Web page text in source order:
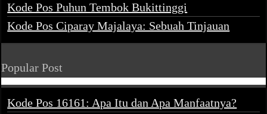
Kode Pos Puhun Tembok Bukittinggi
Kode Pos Ciparay Majalaya: Sebuah Tinjauan
Popular Post
Kode Pos 16161: Apa Itu dan Apa Manfaatnya?